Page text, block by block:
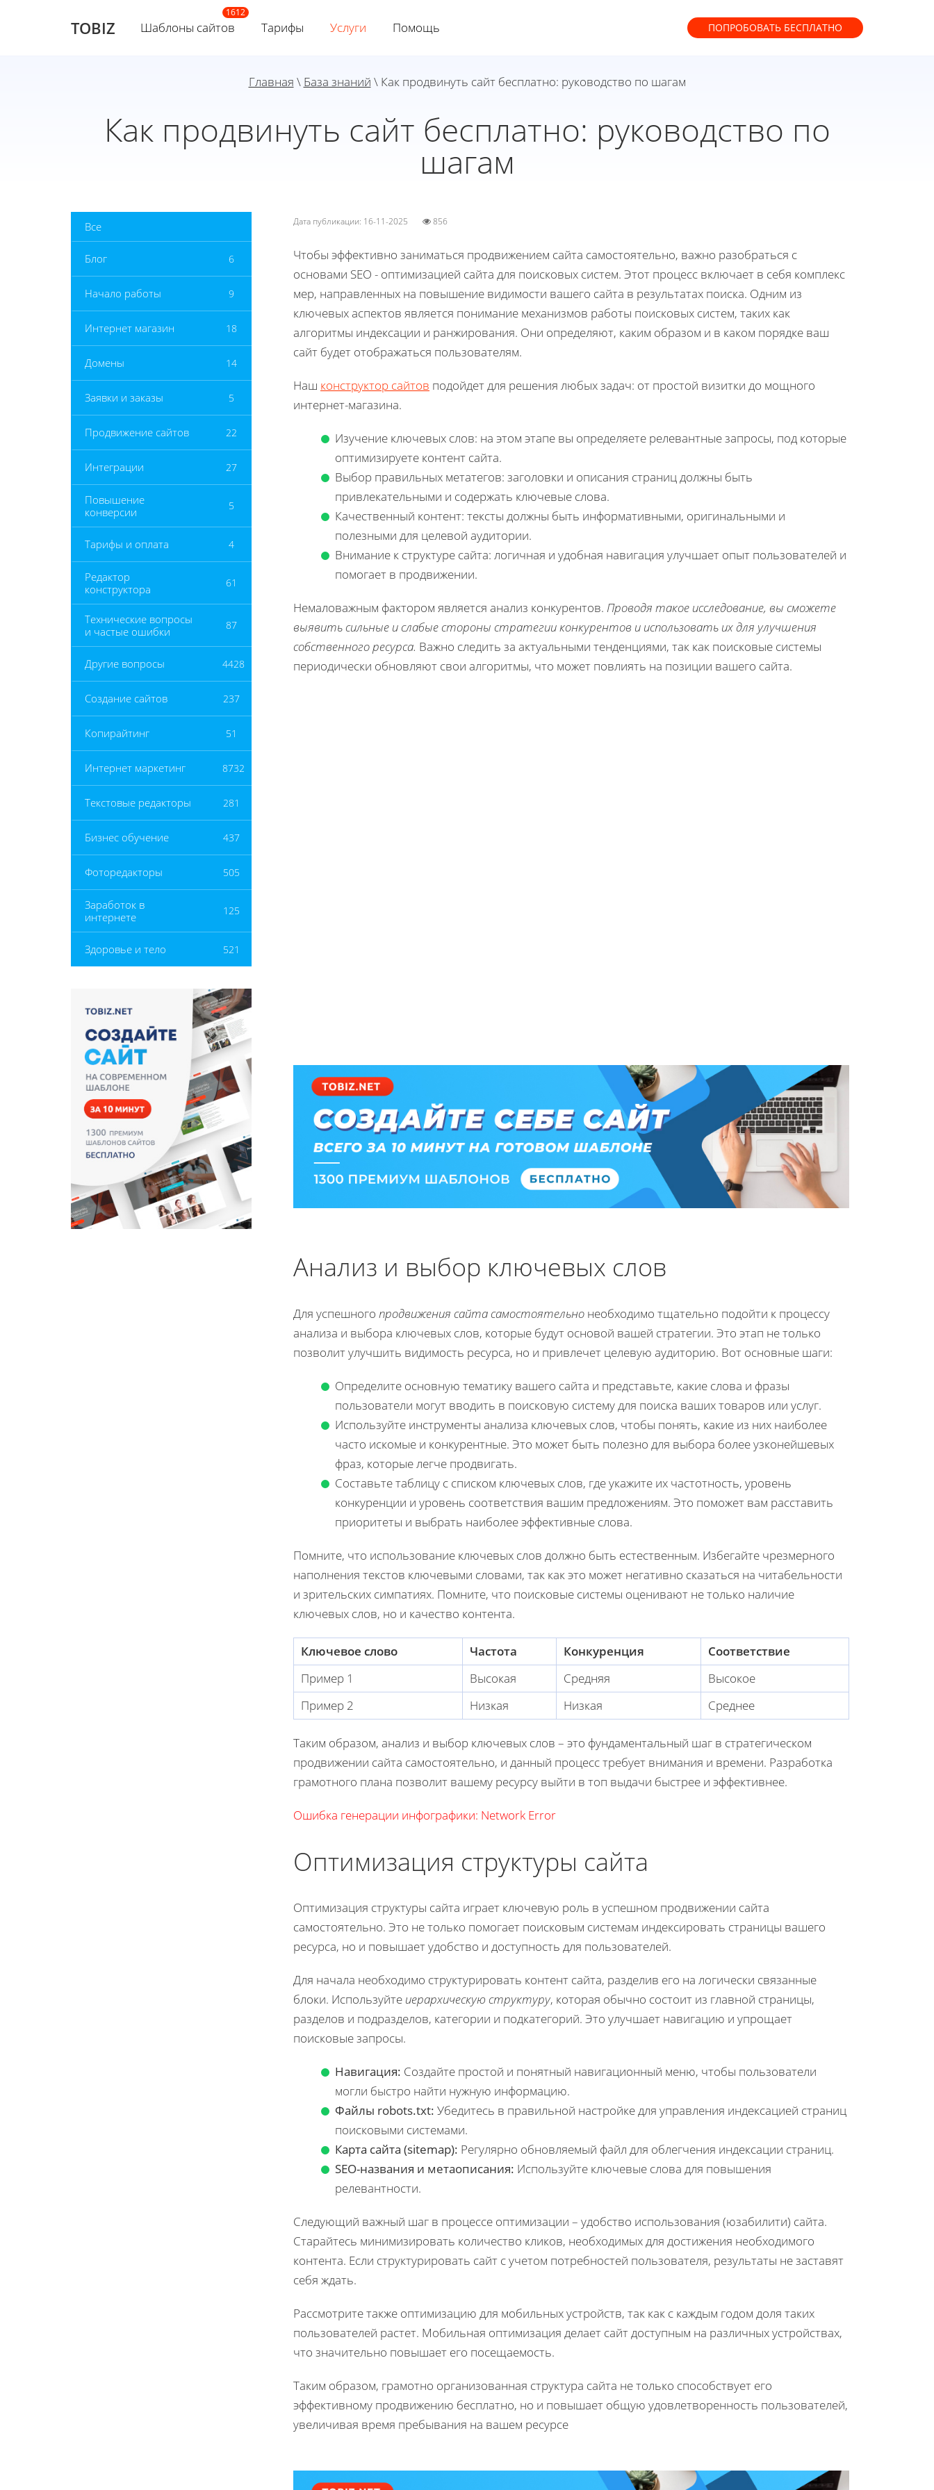
TOBIZ Шаблоны сайтов Тарифы Услуги Помощь ПОПРОБОВАТЬ БЕСПЛАТНО
Главная \ База знаний \ Как продвинуть сайт бесплатно: руководство по шагам
Как продвинуть сайт бесплатно: руководство по
шагам
Все
Блог 6
Начало работы 9
Интернет магазин 18
Домены 14
Заявки и заказы 5
Продвижение сайтов 22
Интеграции 27
Повышение
конверсии
5
Тарифы и оплата 4
Редактор
конструктора
61
Технические вопросы
и частые ошибки
87
Другие вопросы 4428
Создание сайтов 237
Копирайтинг 51
Интернет маркетинг 8732
Текстовые редакторы 281
Бизнес обучение 437
Фоторедакторы 505
Заработок в
интернете
125
Здоровье и тело 521
Дата публикации: 16-11-2025 856
Чтобы эффективно заниматься продвижением сайта самостоятельно, важно разобраться с
основами SEO - оптимизацией сайта для поисковых систем. Этот процесс включает в себя комплекс
мер, направленных на повышение видимости вашего сайта в результатах поиска. Одним из
ключевых аспектов является понимание механизмов работы поисковых систем, таких как
алгоритмы индексации и ранжирования. Они определяют, каким образом и в каком порядке ваш
сайт будет отображаться пользователям.
Наш конструктор сайтов подойдет для решения любых задач: от простой визитки до мощного
интернет-магазина.
Изучение ключевых слов: на этом этапе вы определяете релевантные запросы, под которые
оптимизируете контент сайта.
Выбор правильных метатегов: заголовки и описания страниц должны быть
привлекательными и содержать ключевые слова.
Качественный контент: тексты должны быть информативными, оригинальными и
полезными для целевой аудитории.
Внимание к структуре сайта: логичная и удобная навигация улучшает опыт пользователей и
помогает в продвижении.
Немаловажным фактором является анализ конкурентов. Проводя такое исследование, вы сможете
выявить сильные и слабые стороны стратегии конкурентов и использовать их для улучшения
собственного ресурса. Важно следить за актуальными тенденциями, так как поисковые системы
периодически обновляют свои алгоритмы, что может повлиять на позиции вашего сайта.
Анализ и выбор ключевых слов
Для успешного продвижения сайта самостоятельно необходимо тщательно подойти к процессу
анализа и выбора ключевых слов, которые будут основой вашей стратегии. Это этап не только
позволит улучшить видимость ресурса, но и привлечет целевую аудиторию. Вот основные шаги:
Определите основную тематику вашего сайта и представьте, какие слова и фразы
пользователи могут вводить в поисковую систему для поиска ваших товаров или услуг.
Используйте инструменты анализа ключевых слов, чтобы понять, какие из них наиболее
часто искомые и конкурентные. Это может быть полезно для выбора более узконейшевых
фраз, которые легче продвигать.
Составьте таблицу с списком ключевых слов, где укажите их частотность, уровень
конкуренции и уровень соответствия вашим предложениям. Это поможет вам расставить
приоритеты и выбрать наиболее эффективные слова.
Помните, что использование ключевых слов должно быть естественным. Избегайте чрезмерного
наполнения текстов ключевыми словами, так как это может негативно сказаться на читабельности
и зрительских симпатиях. Помните, что поисковые системы оценивают не только наличие
ключевых слов, но и качество контента.
Ключевое слово Частота Конкуренция
Соответствие
Пример 1
Высокая Средняя
Высокое
Пример 2
Низкая Низкая Среднее
Таким образом, анализ и выбор ключевых слов – это фундаментальный шаг в стратегическом
продвижении сайта самостоятельно, и данный процесс требует внимания и времени. Разработка
грамотного плана позволит вашему ресурсу выйти в топ выдачи быстрее и эффективнее.
Ошибка генерации инфографики: Network Error
Оптимизация структуры сайта
Оптимизация структуры сайта играет ключевую роль в успешном продвижении сайта
самостоятельно. Это не только помогает поисковым системам индексировать страницы вашего
ресурса, но и повышает удобство и доступность для пользователей.
Для начала необходимо структурировать контент сайта, разделив его на логически связанные
блоки. Используйте иерархическую структуру, которая обычно состоит из главной страницы,
разделов и подразделов, категории и подкатегорий. Это улучшает навигацию и упрощает
поисковые запросы.
Навигация: Создайте простой и понятный навигационный меню, чтобы пользователи
могли быстро найти нужную информацию.
Файлы robots.txt: Убедитесь в правильной настройке для управления индексацией страниц
поисковыми системами.
Карта сайта (sitemap): Регулярно обновляемый файл для облегчения индексации страниц.
SEO-названия и метаописания: Используйте ключевые слова для повышения
релевантности.
Следующий важный шаг в процессе оптимизации – удобство использования (юзабилити) сайта.
Старайтесь минимизировать количество кликов, необходимых для достижения необходимого
контента. Если структурировать сайт с учетом потребностей пользователя, результаты не заставят
себя ждать.
Рассмотрите также оптимизацию для мобильных устройств, так как с каждым годом доля таких
пользователей растет. Мобильная оптимизация делает сайт доступным на различных устройствах,
что значительно повышает его посещаемость.
Таким образом, грамотно организованная структура сайта не только способствует его
эффективному продвижению бесплатно, но и повышает общую удовлетворенность пользователей,
увеличивая время пребывания на вашем ресурсе